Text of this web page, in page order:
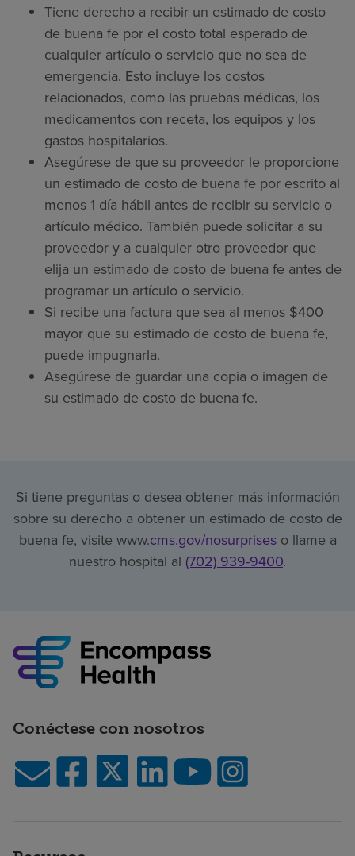
Tiene derecho a recibir un estimado de costo
de buena fe por el costo total esperado de
cualquier artículo o servicio que no sea de
emergencia. Esto incluye los costos
relacionados, como las pruebas médicas, los
medicamentos con receta, los equipos y los
gastos hospitalarios.
Asegúrese de que su proveedor le proporcione
un estimado de costo de buena fe por escrito al
menos 1 día hábil antes de recibir su servicio o
artículo médico. También puede solicitar a su
proveedor y a cualquier otro proveedor que
elija un estimado de costo de buena fe antes de
programar un artículo o servicio.
Si recibe una factura que sea al menos $400
mayor que su estimado de costo de buena fe,
puede impugnarla.
Asegúrese de guardar una copia o imagen de
su estimado de costo de buena fe.
Si tiene preguntas o desea obtener más información
sobre su derecho a obtener un estimado de costo de
buena fe, visite www.cms.gov/nosurpriseso llame a
nuestro hospital al (702) 939-9400.
Conéctese con nosotros